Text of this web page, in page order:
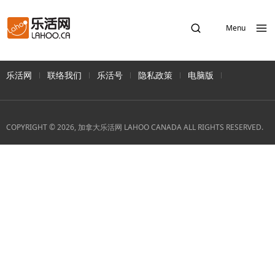
Menu
乐活网 联络我们 乐活号 隐私政策 电脑版
COPYRIGHT © 2026, 加拿大乐活网 LAHOO CANADA ALL RIGHTS RESERVED.